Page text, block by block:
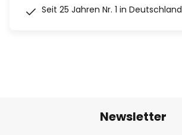
Seit 25 Jahren Nr. 1 in Deutschland
Newsletter